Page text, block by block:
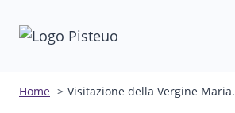
Home Visitazione della Vergine Maria.